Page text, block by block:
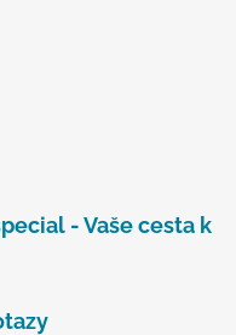
- Vaše cesta k